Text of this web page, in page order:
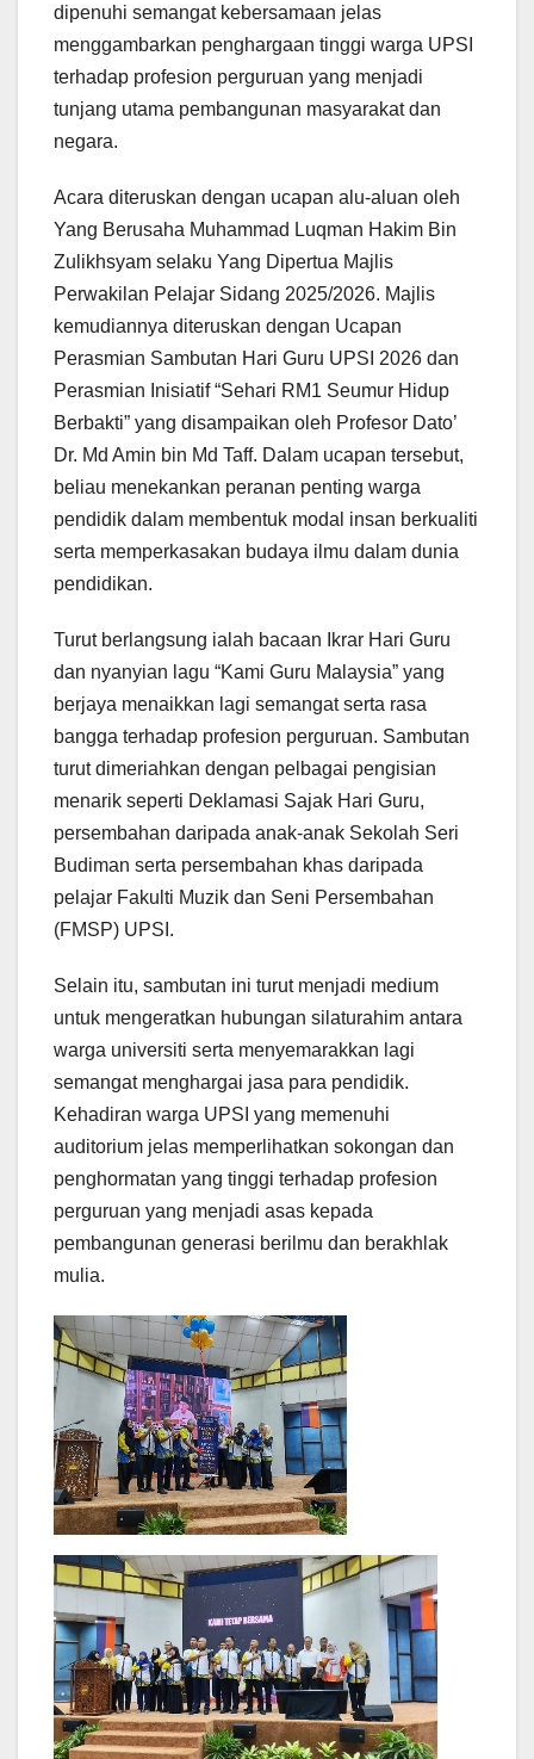
dipenuhi semangat kebersamaan jelas
menggambarkan penghargaan tinggi warga UPSI
terhadap profesion perguruan yang menjadi
tunjang utama pembangunan masyarakat dan
negara.
Acara diteruskan dengan ucapan alu-aluan oleh
Yang Berusaha Muhammad Luqman Hakim Bin
Zulikhsyam selaku Yang Dipertua Majlis
Perwakilan Pelajar Sidang 2025/2026. Majlis
kemudiannya diteruskan dengan Ucapan
Perasmian Sambutan Hari Guru UPSI 2026 dan
Perasmian Inisiatif “Sehari RM1 Seumur Hidup
Berbakti” yang disampaikan oleh Profesor Dato’
Dr. Md Amin bin Md Taff. Dalam ucapan tersebut,
beliau menekankan peranan penting warga
pendidik dalam membentuk modal insan berkualiti
serta memperkasakan budaya ilmu dalam dunia
pendidikan.
Turut berlangsung ialah bacaan Ikrar Hari Guru
dan nyanyian lagu “Kami Guru Malaysia” yang
berjaya menaikkan lagi semangat serta rasa
bangga terhadap profesion perguruan. Sambutan
turut dimeriahkan dengan pelbagai pengisian
menarik seperti Deklamasi Sajak Hari Guru,
persembahan daripada anak-anak Sekolah Seri
Budiman serta persembahan khas daripada
pelajar Fakulti Muzik dan Seni Persembahan
(FMSP) UPSI.
Selain itu, sambutan ini turut menjadi medium
untuk mengeratkan hubungan silaturahim antara
warga universiti serta menyemarakkan lagi
semangat menghargai jasa para pendidik.
Kehadiran warga UPSI yang memenuhi
auditorium jelas memperlihatkan sokongan dan
penghormatan yang tinggi terhadap profesion
perguruan yang menjadi asas kepada
pembangunan generasi berilmu dan berakhlak
mulia.